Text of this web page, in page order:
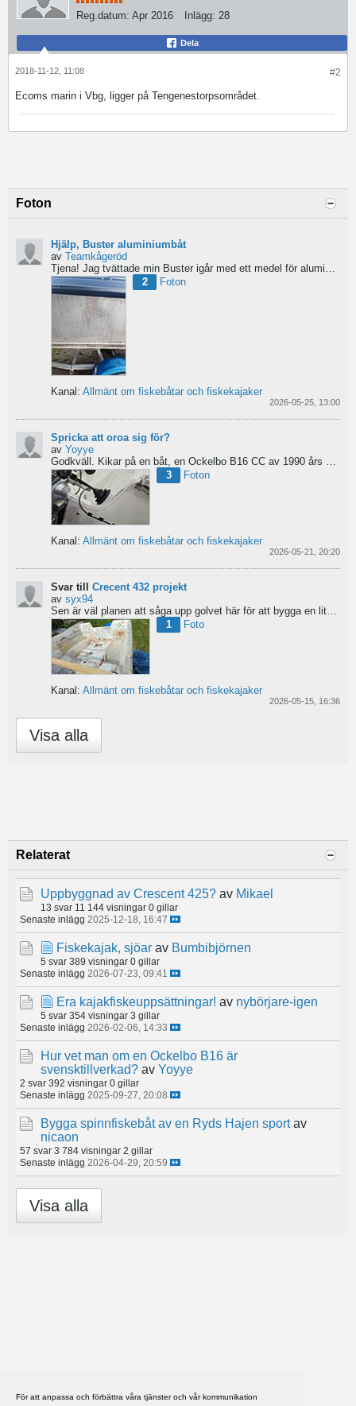
För att anpassa och förbättra våra tjänster och vår kommunikation
Reg.datum: Apr 2016 Inlägg: 28
Dela
#2
2018-11-12, 11:08
Ecoms marin i Vbg, ligger på Tengenestorpsområdet.
Foton
Hjälp, Buster aluminiumbåt
av Teamkågeröd
Tjena! Jag tvättade min Buster igår med ett medel för aluminiumbåtar och nu blev ytan konstig/flammig...
2
Foton
Kanal: Allmänt om fiskebåtar och fiskekajaker
2026-05-25, 13:00
Spricka att oroa sig för?
av Yoyye
Godkväll.
Kikar på en båt, en Ockelbo B16 CC av 1990 års modell, men skulle behöva lite...
3
Foton
Kanal: Allmänt om fiskebåtar och fiskekajaker
2026-05-21, 20:20
Svar till Crecent 432 projekt
av syx94
1
Foto
Kanal: Allmänt om fiskebåtar och fiskekajaker
2026-05-15, 16:36
Visa alla
Relaterat
Uppbyggnad av Crescent 425? av Mikael
13 svar 11 144 visningar 0 gillar
Senaste inlägg 2025-12-18, 16:47
Fiskekajak, sjöar av Bumbibjörnen
5 svar 389 visningar 0 gillar
Senaste inlägg 2026-07-23, 09:41
Era kajakfiskeuppsättningar! av nybörjare-igen
5 svar 354 visningar 3 gillar
Senaste inlägg 2026-02-06, 14:33
Hur vet man om en Ockelbo B16 är
svensktillverkad? av Yoyye
2 svar 392 visningar 0 gillar
Senaste inlägg 2025-09-27, 20:08
Bygga spinnfiskebåt av en Ryds Hajen sport av
nicaon
57 svar 3 784 visningar 2 gillar
Senaste inlägg 2026-04-29, 20:59
Visa alla